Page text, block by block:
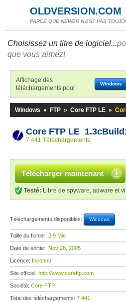
OLDVERSION.COM
PARCE QUE NEWER N'EST PAS
Choisissez un titre de logiciel...
que vous aimez!
Affichage des
téléchargements pour
Windows
Windows » FTP » Core FTP LE »
Core FTP LE
7 441 Téléchargements
Télécharger maintenant
Testé: Libre de spyware, adware et
Téléchargements disponibles: Windows
Taille du fichier: 2,9 Mio
Date de sortie: Nov 28, 2005
Licence: Inconnu
Site officiel: http://www.coreftp.com
Société: Core FTP
Total des téléchargements: 7 441